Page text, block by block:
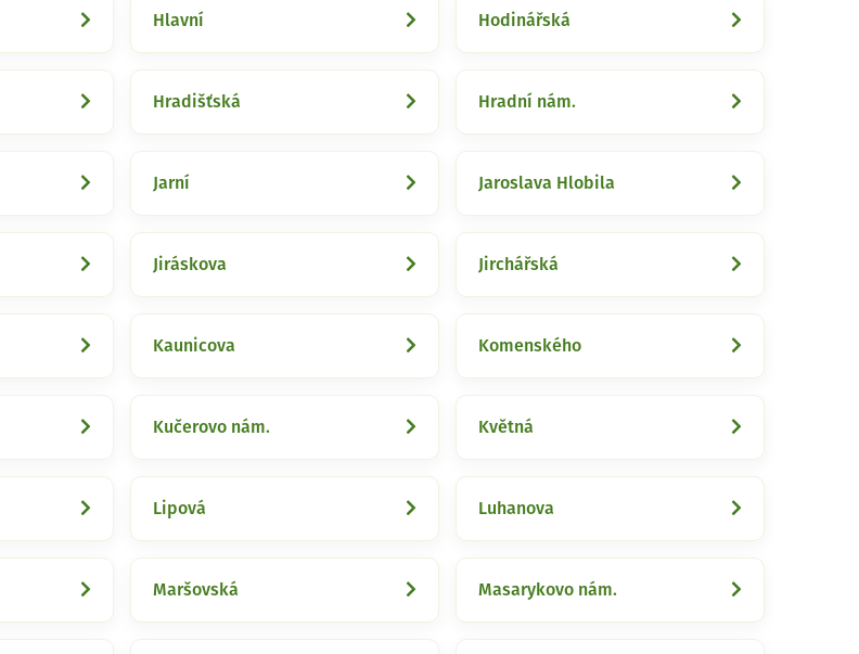
Hlavní Hodinářská
Hradišťská Hradní nám.
Jarní Jaroslava Hlobila
Jiráskova Jirchářská
Kaunicova Komenského
Kučerovo nám. Květná
Lipová Luhanova
Maršovská Masarykovo nám.